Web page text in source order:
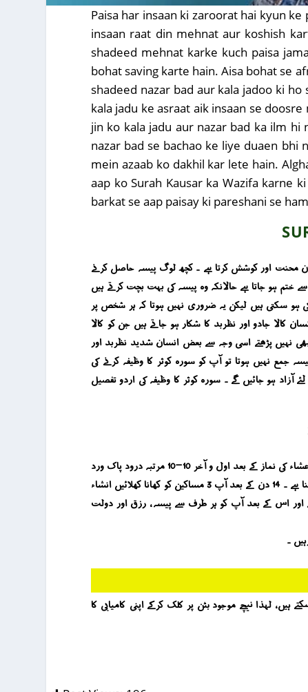
Paisa har insaan ki zaroorat hai kyun
insaan raat din mehnat aur koshish
shadeed mehnat karke kuch paisa
bohat saving karte hain. Aisa bohat se
shadeed nazar bad aur kala jadoo ki
kala jadu ke asraat aik insaan se
jin ko kala jadu aur nazar bad ka ilm
nazar bad se bachao ke liye duaen bhi
mein azaab ko dakhil kar lete hain.
aap ko Surah Kausar ka Wazifa karne
barkat se aap paisay ki pareshani se
دن محنت اور کوشش کرتا ہے ۔ کچھ لوگ پیسہ حاصل کرنے
ہو جاتا ہے حالانکہ وہ پیسہ کی بہت بچت کرتے ہیں
کی ہو سکتی ہیں لیکن یہ ضروری نہیں ہوتا کہ ہر شخص پر
جادو اور نظربد کا شکار ہو جاتے ہیں جن کو کالا
بھی نہیں پڑھتے اسی وجہ سے بعض انسان شدید نظربد اور
جمع نہیں ہوتا تو آپ کو سورہ کوثر کا وظیفہ کرنے کی
ہو جائیں گے ۔ سورہ کوثر کا وظیفہ کی اردو تفصیل
اللہ کی بارگاہ سے وافر رزق ، پیسہ ، مال اور دولت حاصل کرنے کے لئے سورہ کوثر کا وظیفہ بے حد پاورفل ہے ۔ اس وظیفہ کے لئے آپ جمعہ کے دن عشاء کی نماز کے بعد اول و آخر 10-10 مرتبہ درود پاک ورد
کریں اور درمیان میں آپ 300 مرتبہ سورہ کوثر اور 3 مرتبہ سورہ مزمل محبت سے ورد کریں ۔ یہ وظیفہ اسی طرح آپ نے 14 دن تک جاری رکھنا ہے ۔ 14 دن کے بعد آپ 3 مساکین کو کھانا کھلائیں انشاء
اس کے بعد آپ کو ہر طرف سے پیسہ ، رزق اور دولت
۔
سے پریشانی کا حل جاننے کے لئے آپ کے 5 منٹ آپ کی زندگی بدل سکتے ہیں ، لہذا نیچے موجود بٹن پر کلک کرکے اپنی کامیابی کا